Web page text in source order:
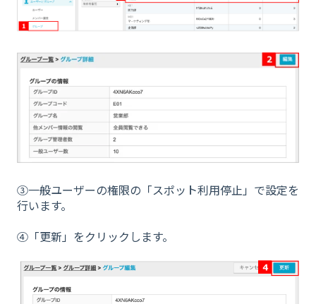
③一般ユーザーの権限の「スポット利用停止」で設定を
行います。
④「更新」をクリックします。